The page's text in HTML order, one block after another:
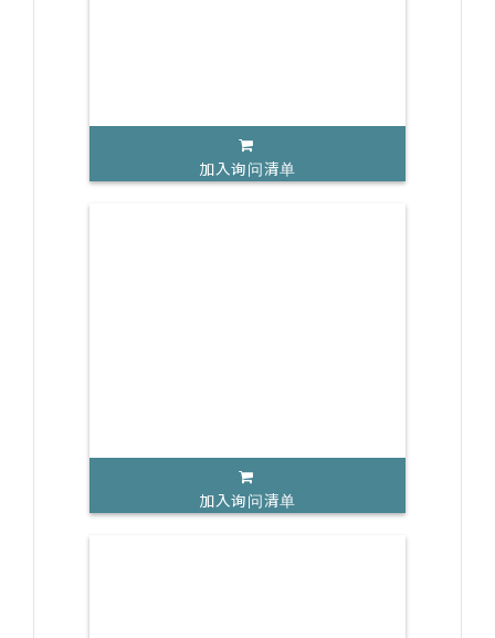
加入询问清单
加入询问清单